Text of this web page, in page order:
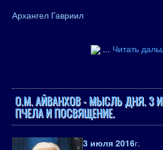
Архангел Гавриил
... Читать
О.М. АЙВАНХОВ - МЫСЛЬ ДНЯ. 3
ПЧЕЛА И ПОСВЯЩЕНИЕ.
3 июля 2016г.